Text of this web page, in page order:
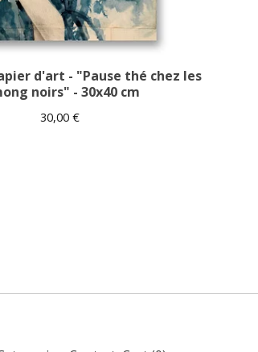
d'art - "Pause thé chez les
noirs" - 30x40 cm
30,00€